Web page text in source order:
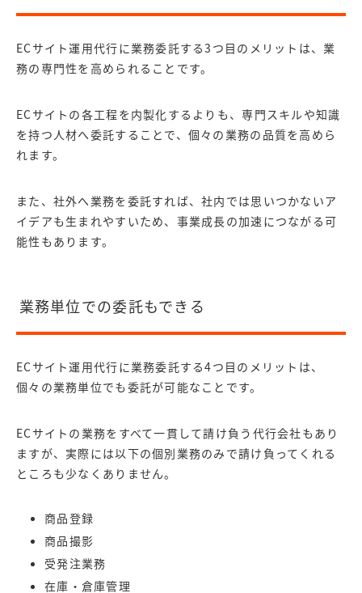
ECサイト運用代行に業務委託する3つ目のメリットは、業
務の専門性を高められることです。
ECサイトの各工程を内製化するよりも、専門スキルや知識
を持つ人材へ委託することで、個々の業務の品質を高めら
れます。
また、社外へ業務を委託すれば、社内では思いつかないア
イデアも生まれやすいため、事業成長の加速につながる可
能性もあります。
業務単位での委託もできる
ECサイト運用代行に業務委託する4つ目のメリットは、
個々の業務単位でも委託が可能なことです。
ECサイトの業務をすべて一貫して請け負う代行会社もあり
ますが、実際には以下の個別業務のみで請け負ってくれる
ところも少なくありません。
商品登録
商品撮影
受発注業務
在庫・倉庫管理